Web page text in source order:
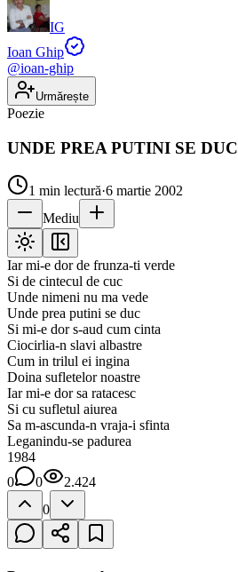
IG
Ioan Ghip
@ioan-ghip
Urmărește
Poezie
UNDE PREA PUTINI SE DUC
1 min lectură·6 martie 2002
Mediu
Iar mi-e dor de frunza-ti verde
Si de cintecul de cuc
Unde nimeni nu ma vede
Unde prea putini se duc
Si mi-e dor s-aud cum cinta
Ciocirlia-n slavi albastre
Cum in trilul ei ingina
Doina sufletelor noastre
Iar mi-e dor sa ratacesc
Si cu sufletul aiurea
Sa m-ascunda-n vraja-i sfinta
Leganindu-se padurea
1984
0
0
2.424
0